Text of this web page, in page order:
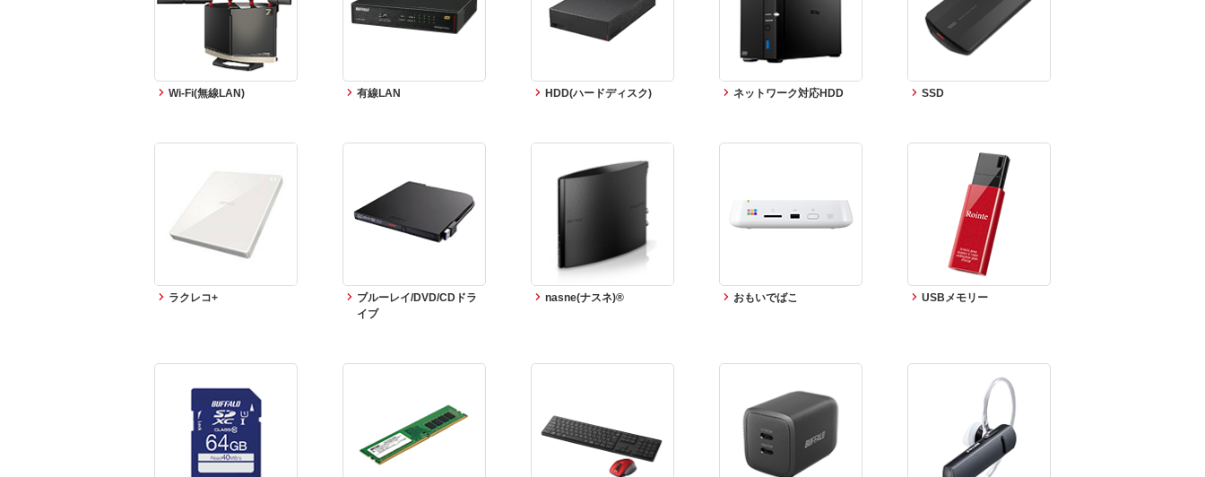
Wi-Fi(無線LAN) 有線LAN HDD(ハードディスク) ネットワーク対応HDD SSD
ラクレコ+
ブルーレイ/DVD/CDドラ
イブ
nasne(ナスネ)® おもいでばこ USBメモリー